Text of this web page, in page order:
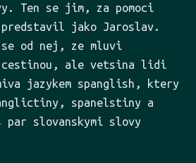
Ten se jim, za pomoci
jako Jaroslav.
se od nej, ze mluvi
cestinou, ale vetsina lidi
jazykem spanglish, ktery
spanelstiny a
slovanskymi slovy